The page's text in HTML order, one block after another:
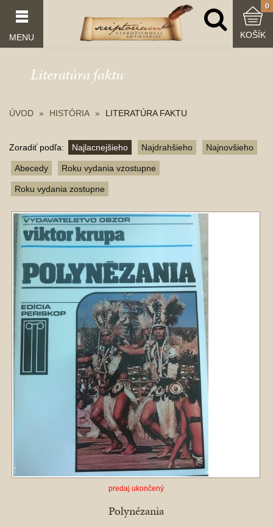
MENU
0
KOŠÍK
Literatúra faktu
ÚVOD HISTÓRIA LITERATÚRA FAKTU
Zoradiť podľa: Najlacnejšieho Najdrahšieho Najnovšieho
Abecedy Roku vydania vzostupne
Roku vydania zostupne
predaj ukončený
Polynézania